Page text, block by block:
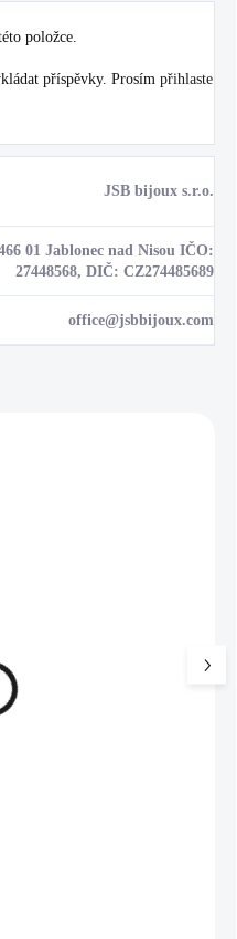
položce.
příspěvky. Prosím přihlaste
JSB bijoux s.r.o.
01 Jablonec nad Nisou IČO:
27448568, DIČ: CZ274485689
office@jsbbijoux.com